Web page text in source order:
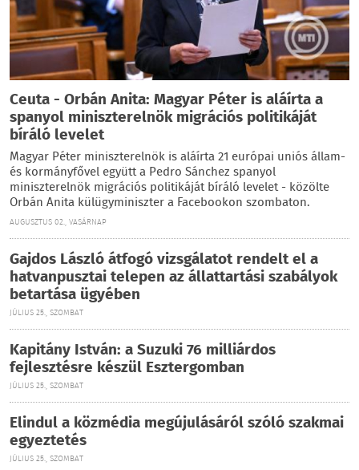
Ceuta - Orbán Anita: Magyar Péter is aláírta a
spanyol miniszterelnök migrációs politikáját
bíráló levelet
Magyar Péter miniszterelnök is aláírta 21 európai uniós állam-
és kormányfővel együtt a Pedro Sánchez spanyol
miniszterelnök migrációs politikáját bíráló levelet - közölte
Orbán Anita külügyminiszter a Facebookon szombaton.
AUGUSZTUS 02., VASÁRNAP
Gajdos László átfogó vizsgálatot rendelt el a
hatvanpusztai telepen az állattartási szabályok
betartása ügyében
JÚLIUS 25., SZOMBAT
Kapitány István: a Suzuki 76 milliárdos
fejlesztésre készül Esztergomban
JÚLIUS 25., SZOMBAT
Elindul a közmédia megújulásáról szóló szakmai
egyeztetés
JÚLIUS 25., SZOMBAT